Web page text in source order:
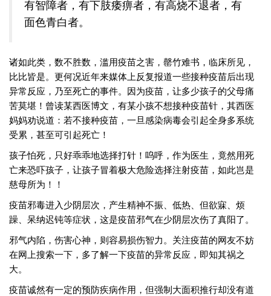
有智障者，有下肢痿痹者，有高烧不退者，有
面色青白者。
诸如此类，数不胜数，滥用疫苗之害，罄竹难书，临床所见，
比比皆是。更何况近年来媒体上反复报道一些接种疫苗后出现
异常反应，乃至死亡的事件。因为疫苗，让多少孩子的父母痛
苦莫堪！曾读某西医博文，有某小孩不想接种疫苗针，其西医
妈妈劝说道：若不接种疫苗，一旦感染病毒会引起全身多系统
受累，甚至可引起死亡！
孩子怕死，只好乖乖地选择打针！呜呼，作为医生，竟然用死
亡来恐吓孩子，让孩子冒着极大危险选择注射疫苗，如此岂是
慈母所为！！
疫苗邪毒进入少阴层次，产生精神不振、低热、但欲寐、烦
躁、呆纳迟钝等症状，这是疫苗邪气在少阴层次伤了真阳了。
邪气内陷，伤害心神，则容易损伤智力。关注疫苗的网友不妨
在网上搜索一下，多了解一下疫苗的异常反应，即知其祸之
大。
疫苗诚然有一定的预防疾病作用，但强制大面积推行却没有道